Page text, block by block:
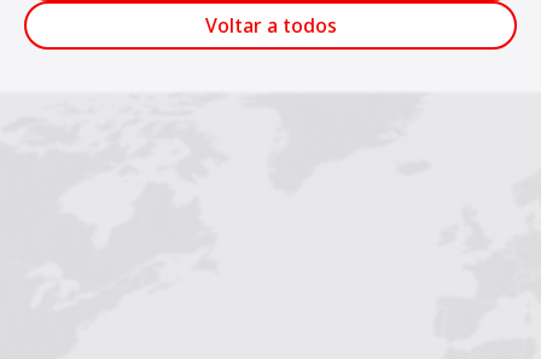
Voltar a todos